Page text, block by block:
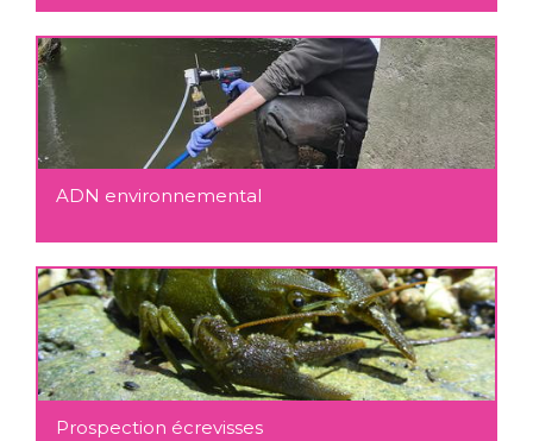
ADN environnemental
Prospection écrevisses